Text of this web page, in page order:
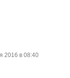
2016 в 08:40